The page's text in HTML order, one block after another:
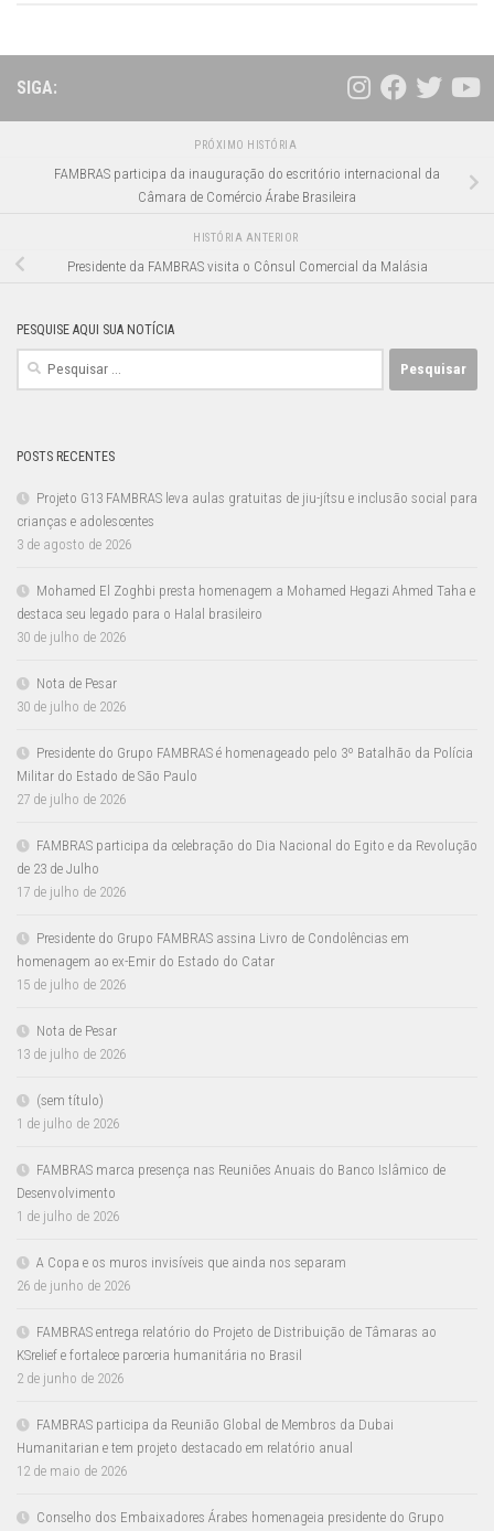
SIGA:
PRÓXIMO HISTÓRIA
FAMBRAS participa da inauguração do escritório internacional da
Câmara de Comércio Árabe Brasileira
HISTÓRIA ANTERIOR
Presidente da FAMBRAS visita o Cônsul Comercial da Malásia
PESQUISE AQUI SUA NOTÍCIA
Pesquisar
POSTS RECENTES
Projeto G13 FAMBRAS leva aulas gratuitas de jiu-jítsu e inclusão social para
crianças e adolescentes
3 de agosto de 2026
Mohamed El Zoghbi presta homenagem a Mohamed Hegazi Ahmed Taha e
destaca seu legado para o Halal brasileiro
30 de julho de 2026
Nota de Pesar
30 de julho de 2026
Presidente do Grupo FAMBRAS é homenageado pelo 3º Batalhão da Polícia
Militar do Estado de São Paulo
27 de julho de 2026
FAMBRAS participa da celebração do Dia Nacional do Egito e da Revolução
de 23 de Julho
17 de julho de 2026
Presidente do Grupo FAMBRAS assina Livro de Condolências em
homenagem ao ex-Emir do Estado do Catar
15 de julho de 2026
Nota de Pesar
13 de julho de 2026
(sem título)
1 de julho de 2026
FAMBRAS marca presença nas Reuniões Anuais do Banco Islâmico de
Desenvolvimento
1 de julho de 2026
A Copa e os muros invisíveis que ainda nos separam
26 de junho de 2026
FAMBRAS entrega relatório do Projeto de Distribuição de Tâmaras ao
KSrelief e fortalece parceria humanitária no Brasil
2 de junho de 2026
FAMBRAS participa da Reunião Global de Membros da Dubai
Humanitarian e tem projeto destacado em relatório anual
12 de maio de 2026
Conselho dos Embaixadores Árabes homenageia presidente do Grupo